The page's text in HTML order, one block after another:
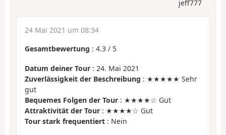
jeff777
24 Mai 2021 um 08:34
Gesamtbewertung : 4.3 / 5
Datum deiner Tour : 24. Mai 2021
Zuverlässigkeit der Beschreibung : ★★★★★ Sehr
gut
Bequemes Folgen der Tour : ★★★★☆ Gut
Attraktivität der Tour : ★★★★☆ Gut
Tour stark frequentiert : Nein